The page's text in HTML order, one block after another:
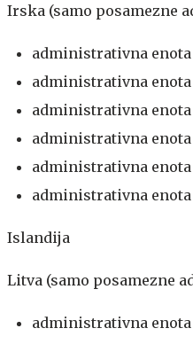
Irska (samo posamezne
administrativna
administrativna enota
administrativna enota
administrativna
administrativna
administrativna enota
Islandija
Litva (samo posamezne
administrativna